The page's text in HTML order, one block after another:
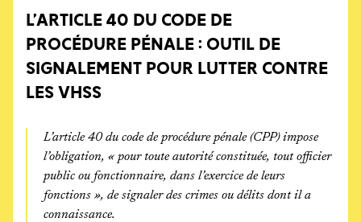
L’ARTICLE 40 DU CODE DE
PROCÉDURE PÉNALE : OUTIL DE
SIGNALEMENT POUR LUTTER CONTRE
LES VHSS
L’article 40 du code de procédure pénale (CPP) impose
l’obligation, « pour toute autorité constituée, tout officier
public ou fonctionnaire, dans l’exercice de leurs
fonctions », de signaler des crimes ou délits dont il a
connaissance.